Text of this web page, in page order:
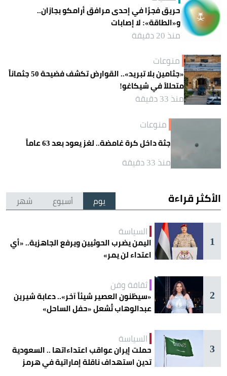
حريق فجرًا في إحدى مرافق أرامكو بجازان..
و«الطاقة»: لا إصابات
منذ 20 دقيقة
منوعات
«جثامين بلا تبريد».. القوارض تكشف فضيحة 50 جثماناً
متحللاً في شيكاغو!
منذ 33 دقيقة
منوعات
جثة داخل كرة غامضة.. لغز يعود بعد 63 عاماً
منذ 33 دقيقة
الأكثر قراءة يوم أسبوع شهر
1
السياسة
اليمن يضرب الحوثيين ويرفع الجاهزية.. «أي
اعتداء لن يمر»
2
ثقافة وفن
«سيظنون العصير شيئاً آخر».. دعابة شيرين
عبدالوهاب تُشعل «حفل الساحل»
3
السياسة
حملت إيران عواقب اعتداءاتها .. السعودية
تدين استهداف ناقلة إماراتية في هرمز